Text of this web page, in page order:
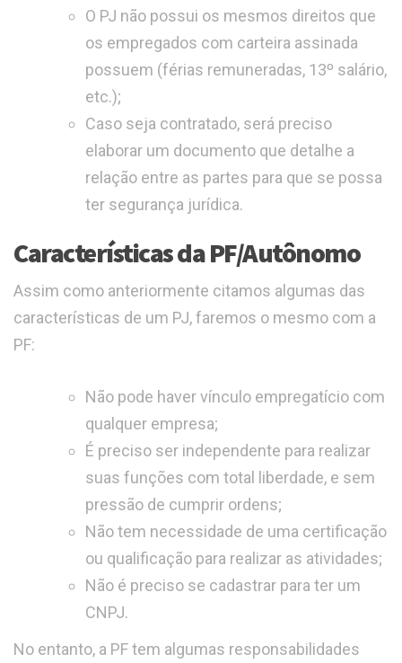
O PJ não possui os mesmos direitos que
os empregados com carteira assinada
possuem (férias remuneradas, 13º salário,
etc.);
Caso seja contratado, será preciso
elaborar um documento que detalhe a
relação entre as partes para que se possa
ter segurança jurídica.
Características da PF/Autônomo
Assim como anteriormente citamos algumas das
características de um PJ, faremos o mesmo com a
PF:
Não pode haver vínculo empregatício com
qualquer empresa;
É preciso ser independente para realizar
suas funções com total liberdade, e sem
pressão de cumprir ordens;
Não tem necessidade de uma certificação
ou qualificação para realizar as atividades;
Não é preciso se cadastrar para ter um
CNPJ.
No entanto, a PF tem algumas responsabilidades